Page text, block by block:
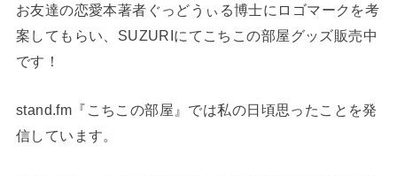
お友達の恋愛本著者ぐっどうぃる博士にロゴマークを考
案してもらい、SUZURIにてこちこの部屋グッズ販売中
です！
stand.fm『こちこの部屋』では私の日頃思ったことを発
信しています。